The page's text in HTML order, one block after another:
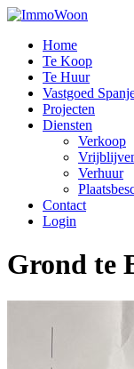
Home
Te Koop
Te Huur
Vastgoed
Projecten
Diensten
Verkoop
Verhuur
Contact
Login
Grond te